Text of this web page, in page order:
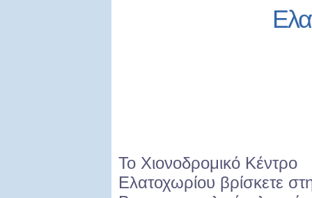
Το Χιονοδρομικό Κέντρο
Ελατοχωρίου βρίσκετε